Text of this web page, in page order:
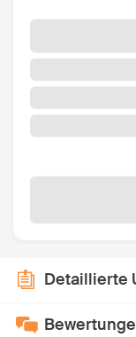
Detaillierte